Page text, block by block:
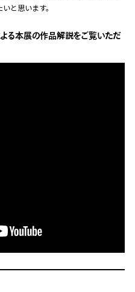
と思います。
る本展の作品解説をご覧いただ